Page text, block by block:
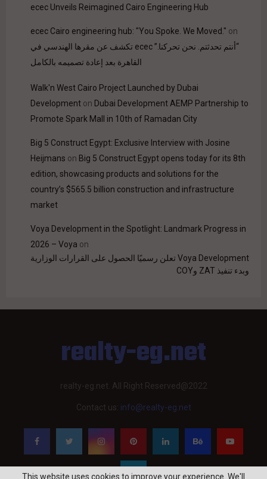
ecec Unveils Reimagined Cairo Engineering Hub
ecec Cairo engineering hub: "You Spoke. We Moved." on
“أنتم تحدثتم. نحن تحركنا.” ecec تكشف عن مقرها الهندسي في
القاهرة بعد إعادة تصميمه بالكامل
Walk'n West Cairo Project Launched by Dubai
Development on Dubai Development AEMP Partnership to
Promote Spark Mall in 10th of Ramadan City
Big 5 Construct Egypt: Exclusive Interview with Josine
Heijmans on Big 5 Construct Egypt opens today for its 8th
edition, showcasing products and solutions for the
country’s $565.5 billion construction and infrastructure
market
Voya Development in the Spotlight: Landmark Progress in
2026 – Voya on
Voya Development تعلن رسميًا الحصول على القرارات الوزارية
وبدء تنفيذ ZAT وCOY
realty-eg.net
realty-eg.net. All Right Reserved@2022
Contact us: info@realty-eg.net
This website uses cookies to improve your experience. We'll